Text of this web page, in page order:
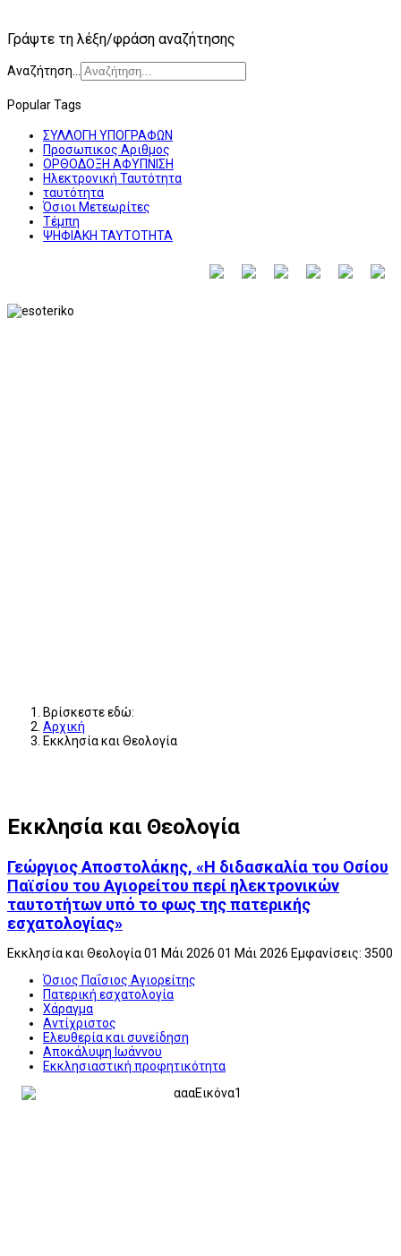
Γράψτε τη λέξη/φράση αναζήτησης
Αναζήτηση...
Popular Tags
ΣΥΛΛΟΓΗ ΥΠΟΓΡΑΦΩΝ
Προσωπικος Αριθμος
ΟΡΘΟΔΟΞΗ ΑΦΥΠΝΙΣΗ
Ηλεκτρονική Ταυτότητα
ταυτότητα
Όσιοι Μετεωρίτες
Τέμπη
ΨΗΦΙΑΚΗ ΤΑΥΤΟΤΗΤΑ
Βρίσκεστε εδώ:
Αρχική
Εκκλησία και Θεολογία
Εκκλησία και Θεολογία
Γεώργιος Αποστολάκης, «Η διδασκαλία του Οσίου
Παϊσίου του Αγιορείτου περί ηλεκτρονικών
ταυτοτήτων υπό το φως της πατερικής
εσχατολογίας»
Εκκλησία και Θεολογία01 Μάι 2026 01 Μάι 2026 Εμφανίσεις: 3500
Όσιος Παΐσιος Αγιορείτης
Πατερική εσχατολογία
Χάραγμα
Αντίχριστος
Ελευθερία και συνείδηση
Αποκάλυψη Ιωάννου
Εκκλησιαστική προφητικότητα